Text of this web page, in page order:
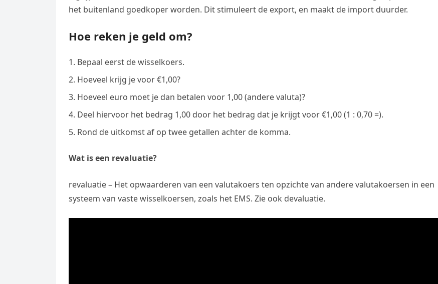
het buitenland goedkoper worden. Dit stimuleert de export, en maakt de import duurder.
Hoe reken je geld om?
Bepaal eerst de wisselkoers.
Hoeveel krijg je voor €1,00?
Hoeveel euro moet je dan betalen voor 1,00 (andere valuta)?
Deel hiervoor het bedrag 1,00 door het bedrag dat je krijgt voor €1,00 (1 : 0,70 =).
Rond de uitkomst af op twee getallen achter de komma.
Wat is een revaluatie?
revaluatie – Het opwaarderen van een valutakoers ten opzichte van andere valutakoersen in een
systeem van vaste wisselkoersen, zoals het EMS. Zie ook devaluatie.